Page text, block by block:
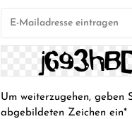
Um weiterzugehen, geben
abgebildeten Zeichen ein*